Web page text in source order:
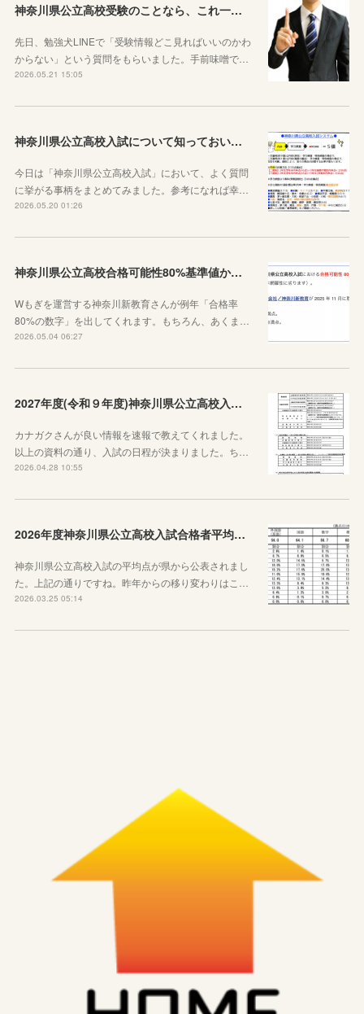
神奈川県公立高校受験のことなら、これ一本でOKです
先日、勉強犬LINEで「受験情報どこ見ればいいのかわ
からない」という質問をもらいました。手前味噌で…
2026.05.21 15:05
神奈川県公立高校入試について知っておいた方がいい10のこと
今日は「神奈川県公立高校入試」において、よく質問
に挙がる事柄をまとめてみました。参考になれば幸…
2026.05.20 01:26
神奈川県公立高校合格可能性80%基準値からわかること
Wもぎを運営する神奈川新教育さんが例年「合格率
80%の数字」を出してくれます。もちろん、あくま…
2026.05.04 06:27
2027年度(令和９年度)神奈川県公立高校入試日程が決定しました！
カナガクさんが良い情報を速報で教えてくれました。
以上の資料の通り、入試の日程が決まりました。ち…
2026.04.28 10:55
2026年度神奈川県公立高校入試合格者平均点が公表されました
神奈川県公立高校入試の平均点が県から公表されまし
た。上記の通りですね。昨年からの移り変わりはこ…
2026.03.25 05:14